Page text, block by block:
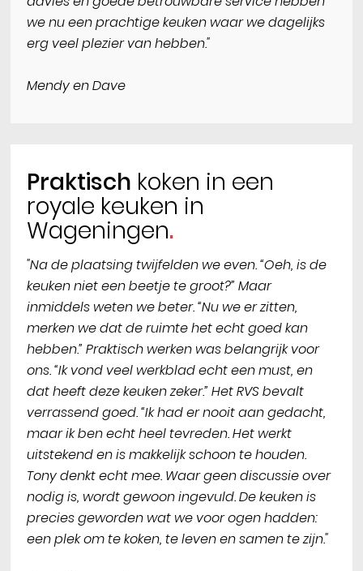
we nu een prachtige keuken waar we dagelijks
erg veel plezier van hebben."
Mendy en Dave
Praktisch koken in een
royale keuken in
Wageningen
"Na de plaatsing twijfelden we even. “Oeh, is de
keuken niet een beetje te groot?” Maar
inmiddels weten we beter. “Nu we er zitten,
merken we dat de ruimte het echt goed kan
hebben.” Praktisch werken was belangrijk voor
ons. “Ik vond veel werkblad echt een must, en
dat heeft deze keuken zeker.” Het RVS bevalt
verrassend goed. “Ik had er nooit aan gedacht,
maar ik ben echt heel tevreden. Het werkt
uitstekend en is makkelijk schoon te houden.
Tony denkt echt mee. Waar geen discussie over
nodig is, wordt gewoon ingevuld. De keuken is
precies geworden wat we voor ogen hadden:
een plek om te koken, te leven en samen te zijn."